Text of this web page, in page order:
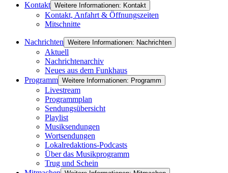
Kontakt Weitere Informationen: Kontakt
Kontakt, Anfahrt & Öffnungszeiten
Mitschnitte
Nachrichten Weitere Informationen: Nachrichten
Aktuell
Nachrichtenarchiv
Neues aus dem Funkhaus
Programm Weitere Informationen: Programm
Livestream
Programmplan
Sendungsübersicht
Playlist
Musiksendungen
Wortsendungen
Lokalredaktions-Podcasts
Über das Musikprogramm
Trug und Schein